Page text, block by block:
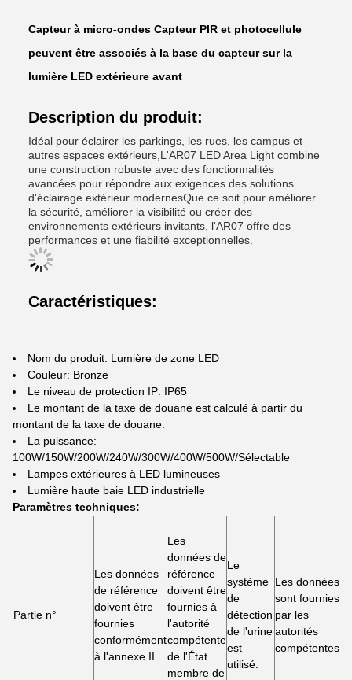
Capteur à micro-ondes Capteur PIR et photocellule
peuvent être associés à la base du capteur sur la
lumière LED extérieure avant
Description du produit:
Idéal pour éclairer les parkings, les rues, les campus et
autres espaces extérieurs,L'AR07 LED Area Light combine
une construction robuste avec des fonctionnalités
avancées pour répondre aux exigences des solutions
d'éclairage extérieur modernesQue ce soit pour améliorer
la sécurité, améliorer la visibilité ou créer des
environnements extérieurs invitants, l'AR07 offre des
performances et une fiabilité exceptionnelles.
Caractéristiques:
Nom du produit: Lumière de zone LED
Couleur: Bronze
Le niveau de protection IP: IP65
Le montant de la taxe de douane est calculé à partir du
montant de la taxe de douane.
La puissance:
100W/150W/200W/240W/300W/400W/500W/Sélectable
Lampes extérieures à LED lumineuses
Lumière haute baie LED industrielle
Paramètres techniques:
Partie n°
Les données
de référence
doivent être
fournies
conformément
à l'annexe II.
Les
données de
référence
doivent être
fournies à
l'autorité
compétente
de l'État
membre de
Le
système
de
détection
de l'urine
est
utilisé.
Les données
sont fournies
par les
autorités
compétentes.